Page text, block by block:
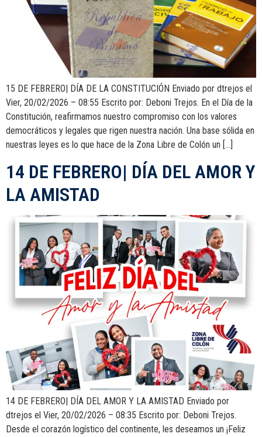
15 DE FEBRERO| DÍA DE LA CONSTITUCIÓN Enviado por dtrejos el
Vier, 20/02/2026 – 08:55 Escrito por: Deboni Trejos. En el Día de la
Constitución, reafirmamos nuestro compromiso con los valores
democráticos y legales que rigen nuestra nación. Una base sólida en
nuestras leyes es lo que hace de la Zona Libre de Colón un […]
14 DE FEBRERO| DÍA DEL AMOR Y
LA AMISTAD
14 DE FEBRERO| DÍA DEL AMOR Y LA AMISTAD Enviado por
dtrejos el Vier, 20/02/2026 – 08:35 Escrito por: Deboni Trejos.
Desde el corazón logístico del continente, les deseamos un ¡Feliz